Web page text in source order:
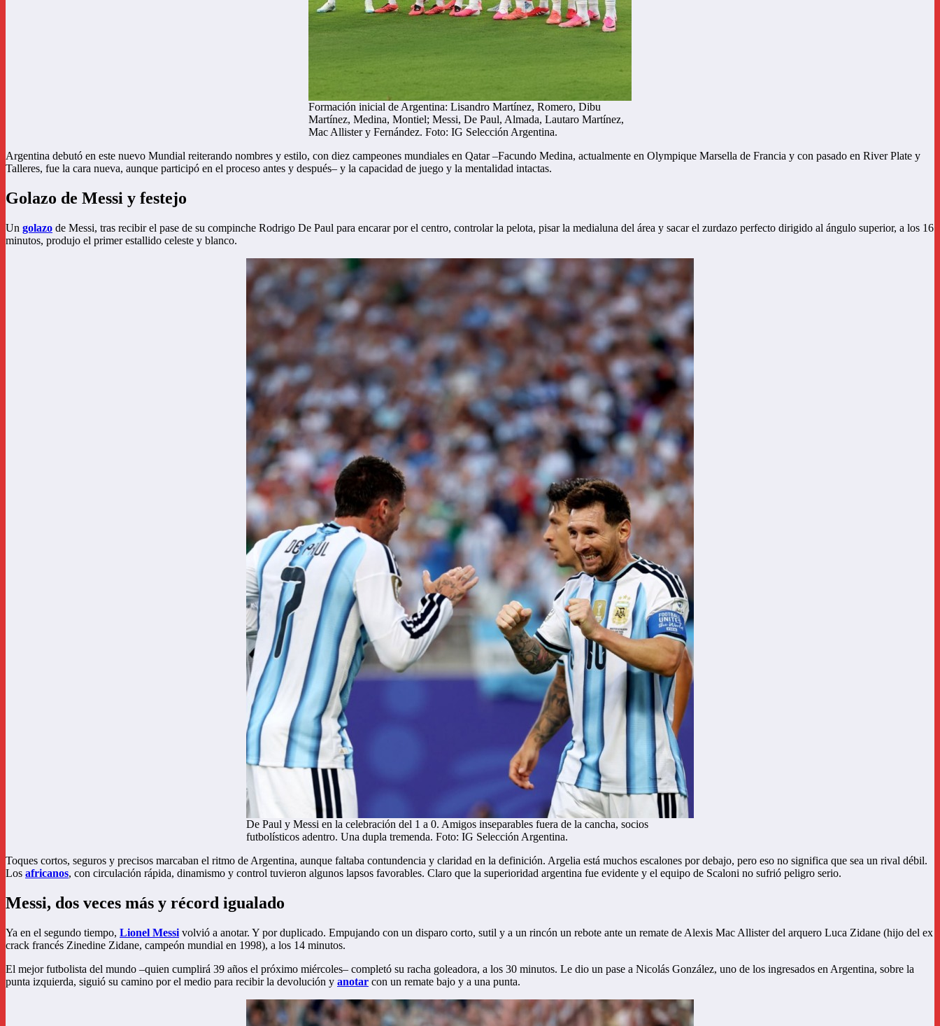
Formación inicial de Argentina: Lisandro Martínez, Romero, Dibu
Martínez, Medina, Montiel; Messi, De Paul, Almada, Lautaro Martínez,
Mac Allister y Fernández. Foto: IG Selección Argentina.
Argentina debutó en este nuevo Mundial reiterando nombres y estilo, con diez campeones mundiales en Qatar –Facundo Medina, actualmente en Olympique Marsella de Francia y con pasado en River Plate y
Talleres, fue la cara nueva, aunque participó en el proceso antes y después– y la capacidad de juego y la mentalidad intactas.
Golazo de Messi y festejo
Un golazo de Messi, tras recibir el pase de su compinche Rodrigo De Paul para encarar por el centro, controlar la pelota, pisar la medialuna del área y sacar el zurdazo perfecto dirigido al ángulo superior, a los 16
minutos, produjo el primer estallido celeste y blanco.
De Paul y Messi en la celebración del 1 a 0. Amigos inseparables fuera de la cancha, socios
futbolísticos adentro. Una dupla tremenda. Foto: IG Selección Argentina.
Toques cortos, seguros y precisos marcaban el ritmo de Argentina, aunque faltaba contundencia y claridad en la definición. Argelia está muchos escalones por debajo, pero eso no significa que sea un rival débil.
Los africanos, con circulación rápida, dinamismo y control tuvieron algunos lapsos favorables. Claro que la superioridad argentina fue evidente y el equipo de Scaloni no sufrió peligro serio.
Messi, dos veces más y récord igualado
Ya en el segundo tiempo, Lionel Messi volvió a anotar. Y por duplicado. Empujando con un disparo corto, sutil y a un rincón un rebote ante un remate de Alexis Mac Allister del arquero Luca Zidane (hijo del ex
crack francés Zinedine Zidane, campeón mundial en 1998), a los 14 minutos.
El mejor futbolista del mundo –quien cumplirá 39 años el próximo miércoles– completó su racha goleadora, a los 30 minutos. Le dio un pase a Nicolás González, uno de los ingresados en Argentina, sobre la
punta izquierda, siguió su camino por el medio para recibir la devolución y anotar con un remate bajo y a una punta.